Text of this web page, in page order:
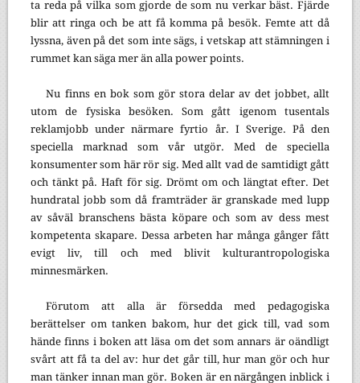
ta reda på vilka som gjorde de som nu verkar bäst. Fjärde
blir att ringa och be att få komma på besök. Femte att då
lyssna, även på det som inte sägs, i vetskap att stämningen i
rummet kan säga mer än alla power points.
Nu finns en bok som gör stora delar av det jobbet, allt
utom de fysiska besöken. Som gått igenom tusentals
reklamjobb under närmare fyrtio år. I Sverige. På den
speciella marknad som vår utgör. Med de speciella
konsumenter som här rör sig. Med allt vad de samtidigt gått
och tänkt på. Haft för sig. Drömt om och längtat efter. Det
hundratal jobb som då framträder är granskade med lupp
av såväl branschens bästa köpare och som av dess mest
kompetenta skapare. Dessa arbeten har många gånger fått
evigt liv, till och med blivit kulturantropologiska
minnesmärken.
Förutom att alla är försedda med pedagogiska
berättelser om tanken bakom, hur det gick till, vad som
hände finns i boken att läsa om det som annars är oändligt
svårt att få ta del av: hur det går till, hur man gör och hur
man tänker innan man gör. Boken är en närgången inblick i